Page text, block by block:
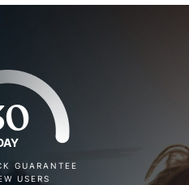
GUARANTEE
USERS